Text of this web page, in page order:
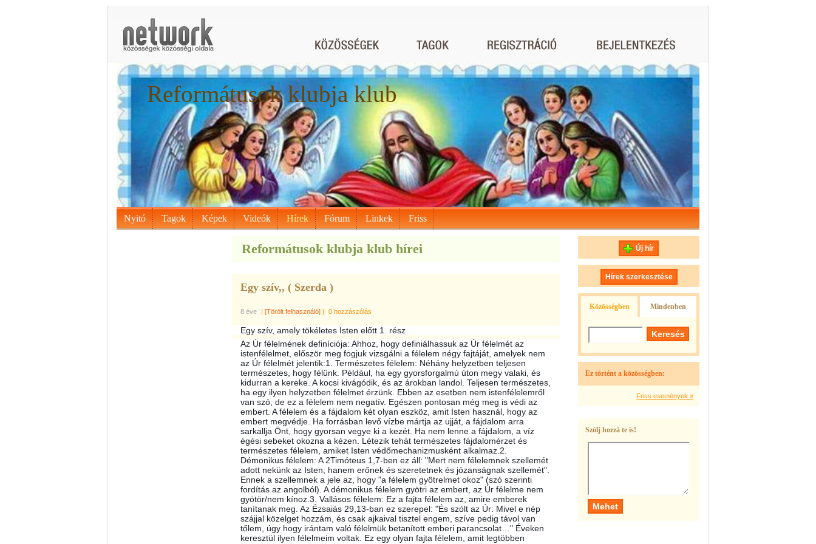
Reformátusok klubja klub
Nyitó Tagok Képek Videók Hírek Fórum Linkek Friss
Reformátusok klubja klub hírei
Egy szív,, ( Szerda )
8 éve | [Törölt felhasználó] | 0 hozzászólás
Egy szív, amely tökéletes Isten előtt 1. rész
Az Úr félelmének definíciója: Ahhoz, hogy definiálhassuk az Úr félelmét az
istenfélelmet, először meg fogjuk vizsgálni a félelem négy fajtáját, amelyek nem
az Úr félelmét jelentik:1. Természetes félelem: Néhány helyzetben teljesen
természetes, hogy félünk. Például, ha egy gyorsforgalmú úton megy valaki, és
kidurran a kereke. A kocsi kivágódik, és az árokban landol. Teljesen természetes,
ha egy ilyen helyzetben félelmet érzünk. Ebben az esetben nem istenfélelemről
van szó, de ez a félelem nem negatív. Egészen pontosan még meg is védi az
embert. A félelem és a fájdalom két olyan eszköz, amit Isten használ, hogy az
embert megvédje. Ha forrásban levő vízbe mártja az ujját, a fájdalom arra
sarkallja Önt, hogy gyorsan vegye ki a kezét. Ha nem lenne a fájdalom, a víz
égési sebeket okozna a kézen. Létezik tehát természetes fájdalomérzet és
természetes félelem, amiket Isten védőmechanizmusként alkalmaz.2.
Démonikus félelem: A 2Timóteus 1,7-ben ez áll: "Mert nem félelemnek szellemét
adott nekünk az Isten; hanem erőnek és szeretetnek és józanságnak szellemét".
Ennek a szellemnek a jele az, hogy "a félelem gyötrelmet okoz" (szó szerinti
fordítás az angolból). A démonikus félelem gyötri az embert, az Úr félelme nem
gyötör/nem kínoz.3. Vallásos félelem: Ez a fajta félelem az, amire emberek
tanítanak meg. Az Ézsaiás 29,13-ban ez szerepel: "És szólt az Úr: Mivel e nép
szájjal közelget hozzám, és csak ajkaival tisztel engem, szíve pedig távol van
tőlem, úgy hogy irántam való félelmük betanított emberi parancsolat…" Éveken
keresztül ilyen félelmeim voltak. Ez egy olyan fajta félelem, amit legtöbben
Új hír
Hírek szerkesztése
Közösségben Mindenben
Ez történt a közösségben:
Friss események »
Szólj hozzá te is!